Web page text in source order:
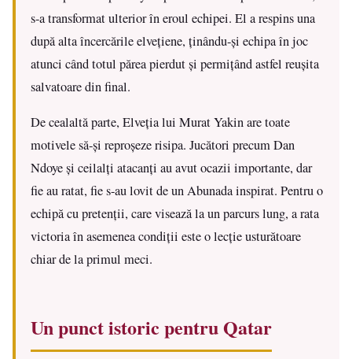
s-a transformat ulterior în eroul echipei. El a respins una
după alta încercările elvețiene, ținându-și echipa în joc
atunci când totul părea pierdut și permițând astfel reușita
salvatoare din final.
De cealaltă parte, Elveția lui Murat Yakin are toate
motivele să-și reproșeze risipa. Jucători precum Dan
Ndoye și ceilalți atacanți au avut ocazii importante, dar
fie au ratat, fie s-au lovit de un Abunada inspirat. Pentru o
echipă cu pretenții, care visează la un parcurs lung, a rata
victoria în asemenea condiții este o lecție usturătoare
chiar de la primul meci.
Un punct istoric pentru Qatar